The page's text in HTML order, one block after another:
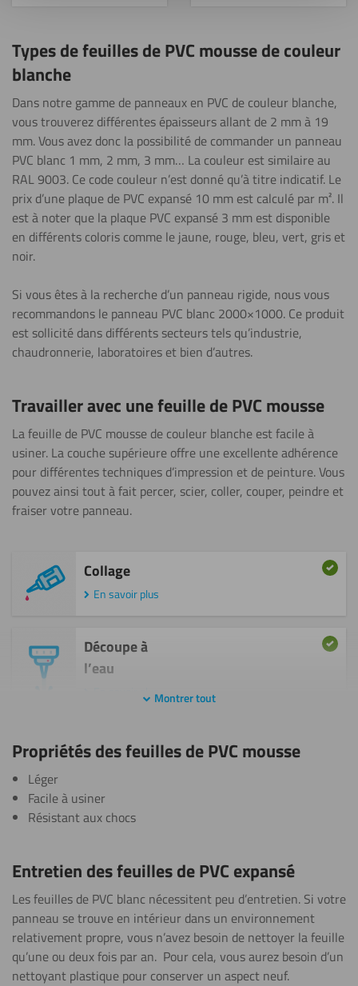
Types de feuilles de PVC mousse de couleur
blanche
Dans notre gamme de panneaux en PVC de couleur blanche,
vous trouverez différentes épaisseurs allant de 2 mm à 19
mm. Vous avez donc la possibilité de commander un panneau
PVC blanc 1 mm, 2 mm, 3 mm… La couleur est similaire au
RAL 9003. Ce code couleur n’est donné qu’à titre indicatif. Le
prix d’une plaque de PVC expansé 10 mm est calculé par m². Il
est à noter que la plaque PVC expansé 3 mm est disponible
en différents coloris comme le jaune, rouge, bleu, vert, gris et
noir.
Si vous êtes à la recherche d’un panneau rigide, nous vous
recommandons le panneau PVC blanc 2000×1000. Ce produit
est sollicité dans différents secteurs tels qu’industrie,
chaudronnerie, laboratoires et bien d’autres.
Travailler avec une feuille de PVC mousse
La feuille de PVC mousse de couleur blanche est facile à
usiner. La couche supérieure offre une excellente adhérence
pour différentes techniques d’impression et de peinture. Vous
pouvez ainsi tout à fait percer, scier, coller, couper, peindre et
fraiser votre panneau.
Collage
En savoir plus
Découpe à
l’eau
En savoir plus
En savoir plus
Fraisage
Peindre
En savoir plus
Perçage
Montrer tout
Propriétés des feuilles de PVC mousse
Léger
Facile à usiner
Résistant aux chocs
Entretien des feuilles de PVC expansé
Les feuilles de PVC blanc nécessitent peu d’entretien. Si votre
panneau se trouve en intérieur dans un environnement
relativement propre, vous n’avez besoin de nettoyer la feuille
qu’une ou deux fois par an. Pour cela, vous aurez besoin d’un
nettoyant plastique pour conserver un aspect neuf.